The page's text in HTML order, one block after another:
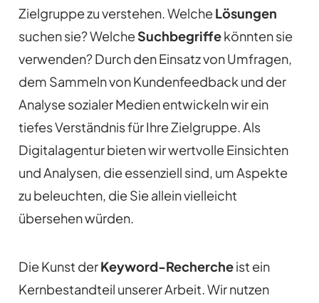
Zielgruppe zu verstehen. WelcheLösungen
suchen sie? WelcheSuchbegriffekönnten sie
verwenden? Durch den Einsatz von Umfragen,
dem Sammeln von Kundenfeedback und der
Analyse sozialer Medien entwickeln wir ein
tiefes Verständnis für Ihre Zielgruppe. Als
Digitalagentur bieten wir wertvolle Einsichten
und Analysen, die essenziell sind, um Aspekte
zu beleuchten, die Sie allein vielleicht
übersehen würden.
Die Kunst derKeyword-Rechercheist ein
Kernbestandteil unserer Arbeit. Wir nutzen